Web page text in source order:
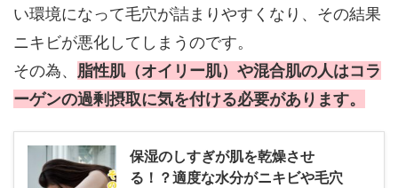
い環境になって毛穴が詰まりやすくなり、その結果
ニキビが悪化してしまうのです。
その為、 脂性肌（オイリー肌）や混合肌の人はコラ
ーゲンの過剰摂取に気を付ける必要があります。
保湿のしすぎが肌を乾燥させ
る！？適度な水分がニキビや毛穴